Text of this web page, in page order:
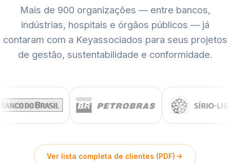
Mais de 900 organizações — entre bancos,
indústrias, hospitais e órgãos públicos — já
contaram com a Keyassociados para seus projetos
de gestão, sustentabilidade e conformidade.
Ver lista completa de clientes (PDF)